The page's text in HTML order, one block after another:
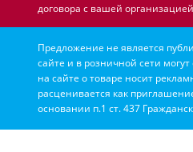
договора с вашей
Предложение не является
сайте и в розничной сети
на сайте о товаре носит
расценивается как
основании п.1 ст. 437